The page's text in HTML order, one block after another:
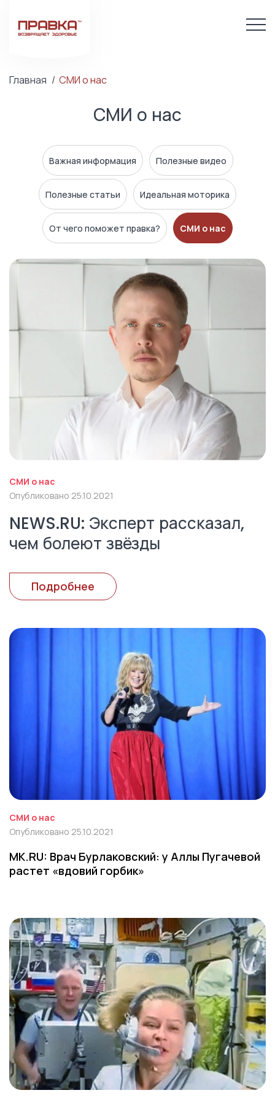
Главная СМИ о нас
СМИ о нас
Важная информация Полезные видео
Полезные статьи Идеальная моторика
От чего поможет правка? СМИ о нас
СМИ о нас
Опубликовано 25.10.2021
NEWS.RU: Эксперт рассказал,
чем болеют звёзды
Подробнее
СМИ о нас
Опубликовано 25.10.2021
MK.RU: Врач Бурлаковский: у Аллы Пугачевой
растет «вдовий горбик»